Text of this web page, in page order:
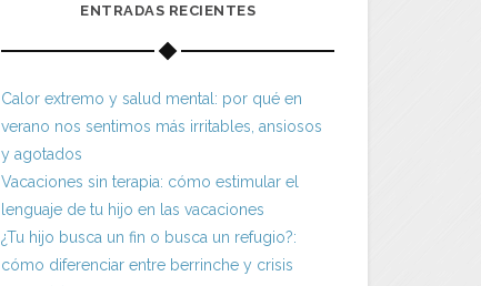
ENTRADAS RECIENTES
Calor extremo y salud mental: por qué en
verano nos sentimos más irritables, ansiosos
y agotados
Vacaciones sin terapia: cómo estimular el
lenguaje de tu hijo en las vacaciones
¿Tu hijo busca un fin o busca un refugio?:
cómo diferenciar entre berrinche y crisis